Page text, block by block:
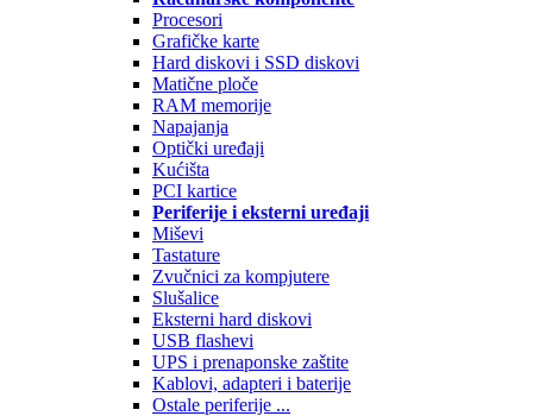
Procesori
Grafičke karte
Hard diskovi i SSD diskovi
Matične ploče
RAM memorije
Napajanja
Optički uređaji
Kućišta
PCI kartice
Periferije i eksterni uređaji
Miševi
Tastature
Zvučnici za kompjutere
Slušalice
Eksterni hard diskovi
USB flashevi
UPS i prenaponske zaštite
Kablovi, adapteri i baterije
Ostale periferije ...